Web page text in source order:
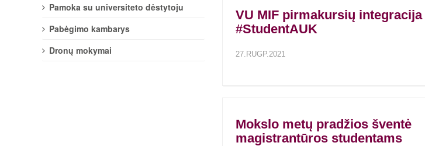
VU MIF pirmakursių integracija
#StudentAUK
27.RUGP.2021
Mokslo metų pradžios šventė
magistrantūros studentams
Pamoka su universiteto dėstytoju
Pabėgimo kambarys
Dronų mokymai